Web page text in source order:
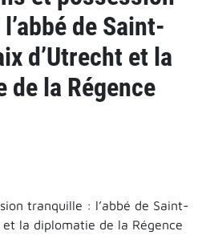
de Saint-
d’Utrecht et la
de la Régence
tranquille : l’abbé de Saint-
la diplomatie de la Régence